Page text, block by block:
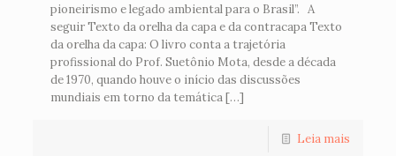
pioneirismo e legado ambiental para o Brasil”. A
seguir Texto da orelha da capa e da contracapa Texto
da orelha da capa: O livro conta a trajetória
profissional do Prof. Suetônio Mota, desde a década
de 1970, quando houve o início das discussões
mundiais em torno da temática […]
Leia mais